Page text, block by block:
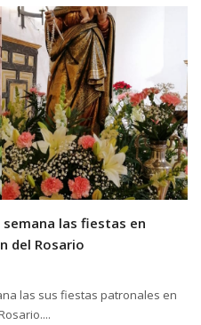
las fiestas en
del Rosario
las sus fiestas patronales en